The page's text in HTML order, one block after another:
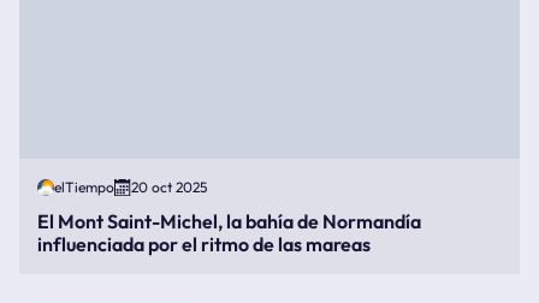
elTiempo 20 oct 2025
El Mont Saint-Michel, la bahía de Normandía
influenciada por el ritmo de las mareas